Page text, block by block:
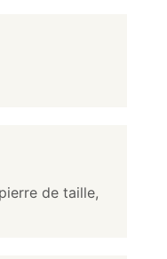
de taille,